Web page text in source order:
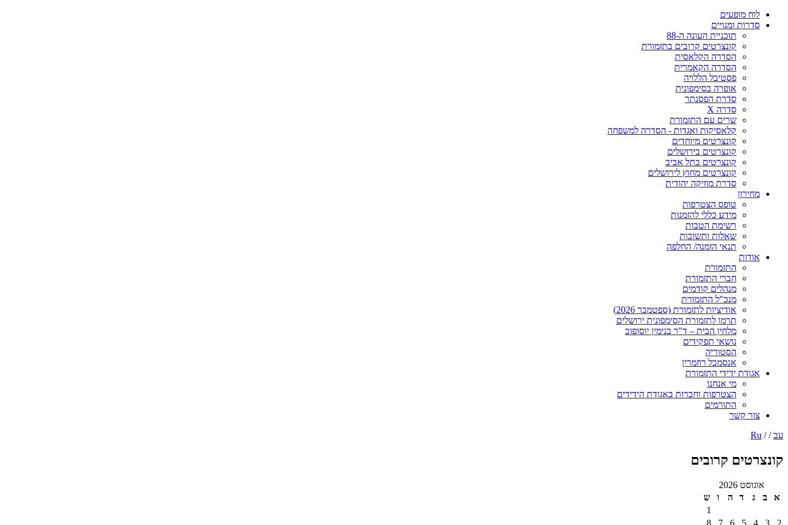
לוח מופעים
סדרות ומנויים
תוכניית העונה ה-88
קונצרטים קרובים בתזמורת
הסדרה הקלאסית
הסדרה הקאמרית
פסטיבל הללויה
אופרה בסימפונית
סדרת הפסנתר
סדרה X
שרים עם התזמורת
קלאסיקות ואגדות - הסדרה למשפחה
קונצרטים מיוחדים
קונצרטים בירושלים
קונצרטים בתל אביב
קונצרטים מחוץ לירושלים
סדרת מוזיקה יהודית
מחירון
טופס הצטרפות
מידע כללי להזמנות
רשימת הטבות
שאלות ותשובות
תנאי הזמנה/ החלפה
אודות
התזמורת
חברי התזמורת
מנהלים קודמים
מנכ"ל התזמורת
אודיציות לתזמורת (ספטמבר 2026)
תרמו לתזמורת הסימפונית ירושלים
מלחין הבית – ד"ר בנימין יוסופוב
נושאי תפקידים
הסטוריה
אנסמבל רוזמרין
אגודת ידידי התזמורת
מי אנחנו
הצטרפות וחברות באגודת הידידים
התורמים
צור קשר
עב/ /
Ru
קונצרטים קרובים
אוגוסט 2026
א
ב ג ד ה ו
ש
1
2
3
4
5
6
7
8